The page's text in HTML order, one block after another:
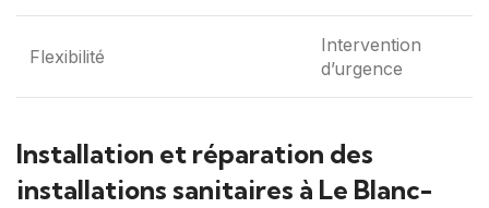
Flexibilité
Intervention
d’urgence
Installation et réparation des
installations sanitaires à Le Blanc-